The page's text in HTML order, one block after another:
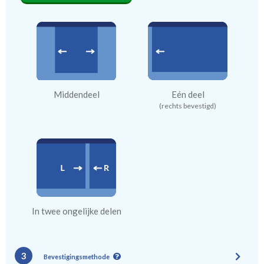
Middendeel Eén deel
(rechts bevestigd)
In twee ongelijke delen
3 Bevestigingsmethode